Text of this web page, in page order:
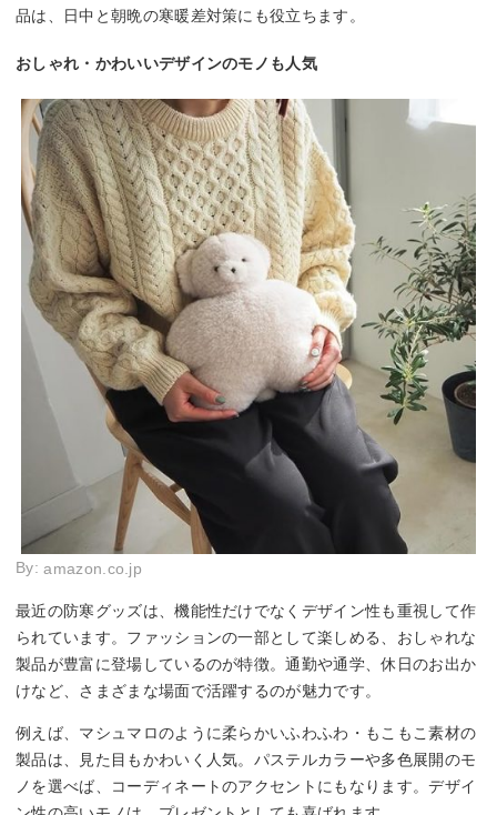
品は、日中と朝晩の寒暖差対策にも役立ちます。
おしゃれ・かわいいデザインのモノも人気
By:amazon.co.jp
最近の防寒グッズは、機能性だけでなくデザイン性も重視して作
られています。ファッションの一部として楽しめる、おしゃれな
製品が豊富に登場しているのが特徴。通勤や通学、休日のお出か
けなど、さまざまな場面で活躍するのが魅力です。
例えば、マシュマロのように柔らかいふわふわ・もこもこ素材の
製品は、見た目もかわいく人気。パステルカラーや多色展開のモ
ノを選べば、コーディネートのアクセントにもなります。デザイ